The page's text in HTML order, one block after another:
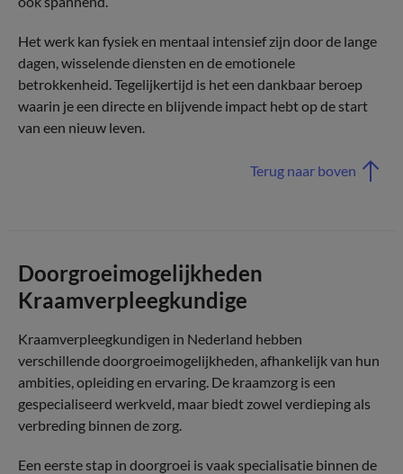
Het werk kan fysiek en mentaal intensief zijn door de lange
dagen, wisselende diensten en de emotionele
betrokkenheid. Tegelijkertijd is het een dankbaar beroep
waarin je een directe en blijvende impact hebt op de start
van een nieuw leven.
Terug naar boven
Doorgroeimogelijkheden
Kraamverpleegkundige
Kraamverpleegkundigen in Nederland hebben
verschillende doorgroeimogelijkheden, afhankelijk van hun
ambities, opleiding en ervaring. De kraamzorg is een
gespecialiseerd werkveld, maar biedt zowel verdieping als
verbreding binnen de zorg.
Een eerste stap in doorgroei is vaak specialisatie binnen de